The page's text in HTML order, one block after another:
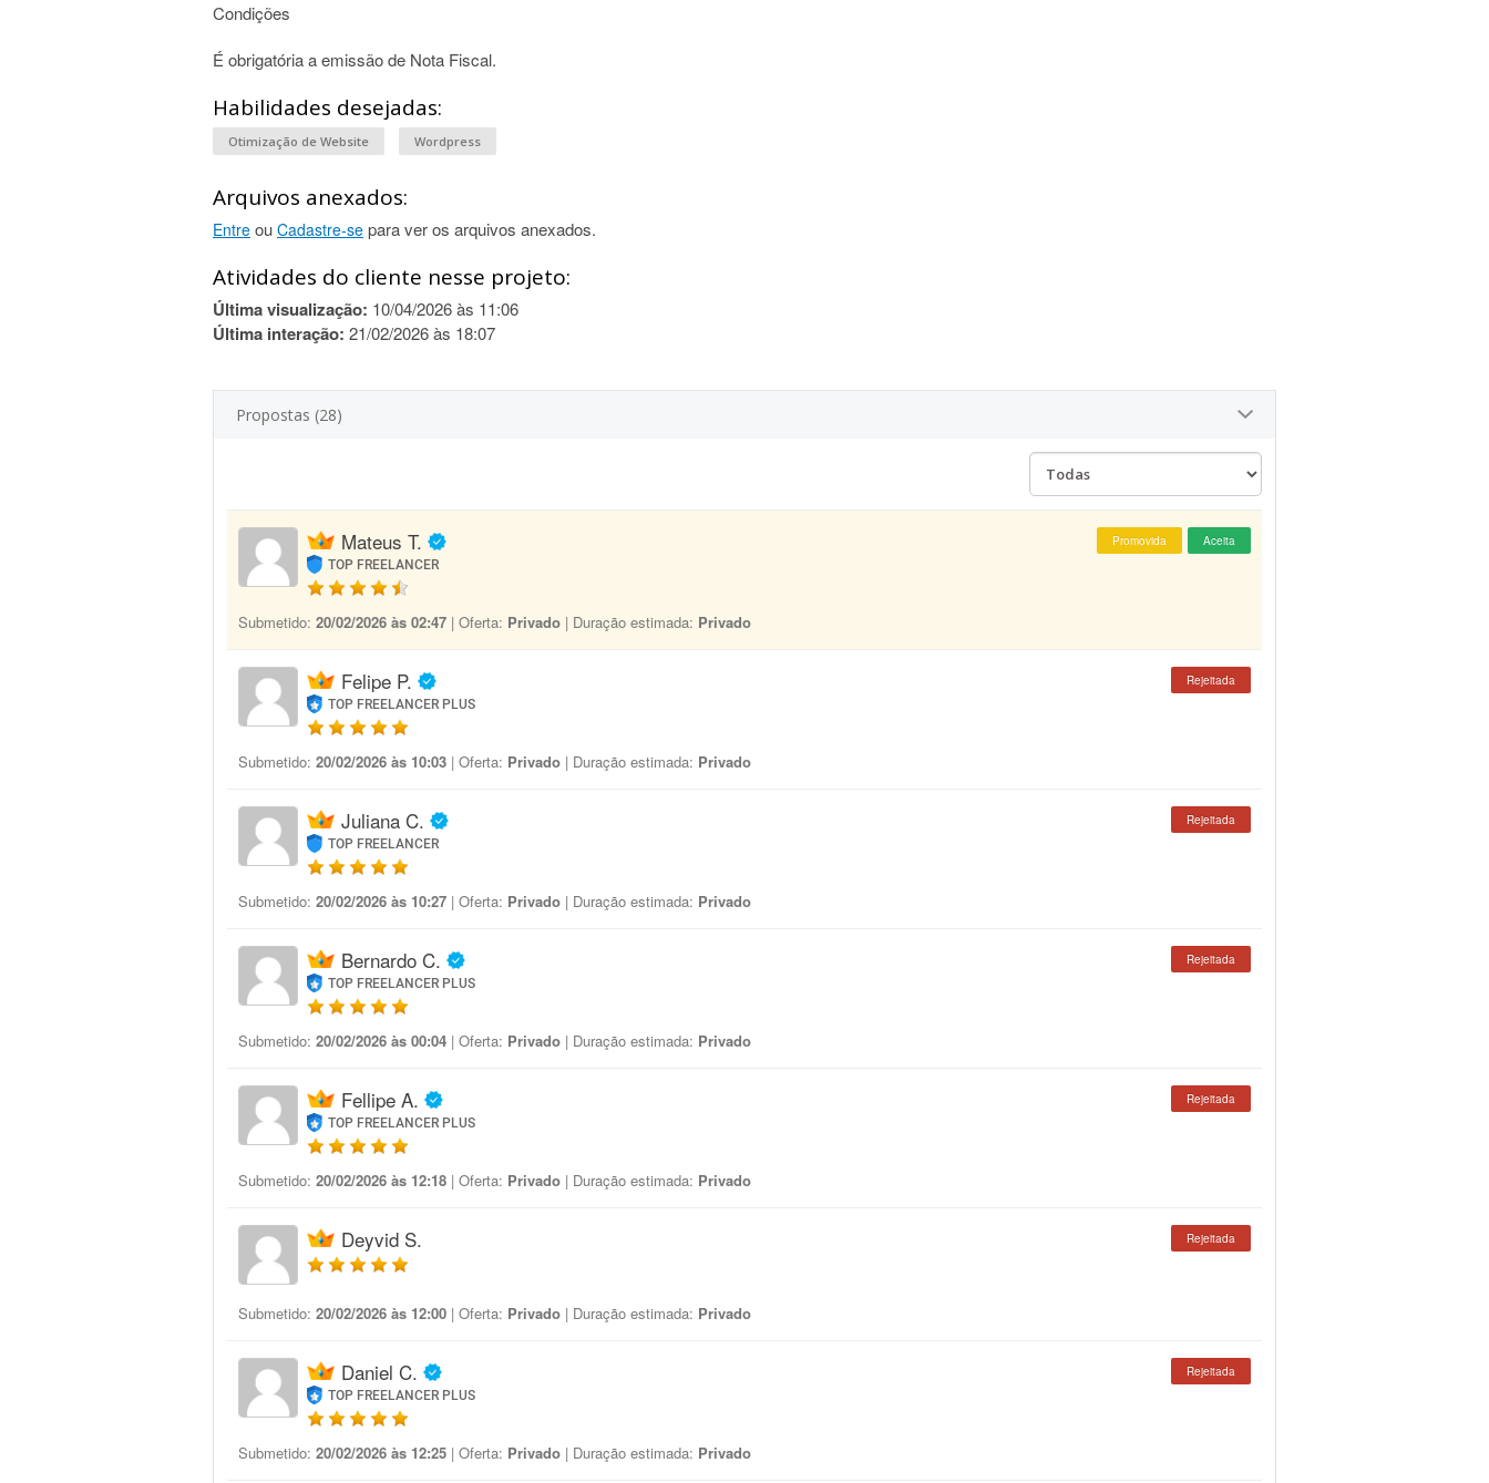
Condições
É obrigatória a emissão de Nota Fiscal.
Habilidades desejadas:
Otimização de Website Wordpress
Arquivos anexados:
Entre ou Cadastre-se para ver os arquivos anexados.
Atividades do cliente nesse projeto:
Última visualização: 10/04/2026 às 11:06
Última interação: 21/02/2026 às 18:07
Propostas (28)
Mateus T.
TOP FREELANCER
Promovida Aceita
Submetido: 20/02/2026 às 02:47 | Oferta: Privado | Duração estimada: Privado
Felipe P.
TOP FREELANCER PLUS
Rejeitada
Submetido: 20/02/2026 às 10:03 | Oferta: Privado | Duração estimada: Privado
Juliana C.
TOP FREELANCER
Rejeitada
Submetido: 20/02/2026 às 10:27 | Oferta: Privado | Duração estimada: Privado
Bernardo C.
TOP FREELANCER PLUS
Rejeitada
Submetido: 20/02/2026 às 00:04 | Oferta: Privado | Duração estimada: Privado
Fellipe A.
TOP FREELANCER PLUS
Rejeitada
Submetido: 20/02/2026 às 12:18 | Oferta: Privado | Duração estimada: Privado
Deyvid S. Rejeitada
Submetido: 20/02/2026 às 12:00 | Oferta: Privado | Duração estimada: Privado
Daniel C.
TOP FREELANCER PLUS
Rejeitada
Submetido: 20/02/2026 às 12:25 | Oferta: Privado | Duração estimada: Privado